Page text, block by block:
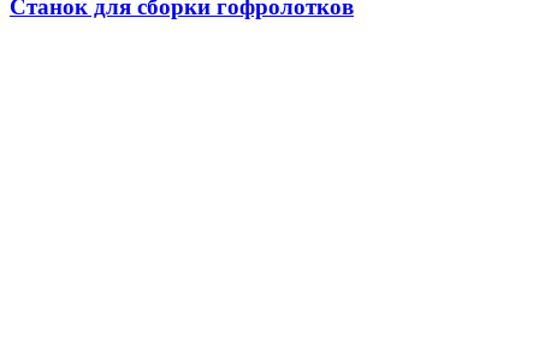
Станок для сборки гофролотков